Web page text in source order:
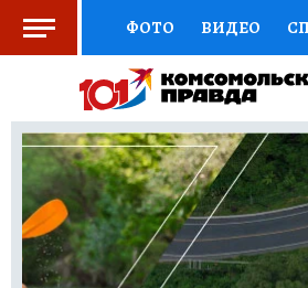
ФОТО ВИДЕО
СОЦПОДДЕРЖКА
ВЫБОР ЭКСПЕРТОВ
КНИЖНАЯ ПОЛКА
ПРЕСС-ЦЕНТР